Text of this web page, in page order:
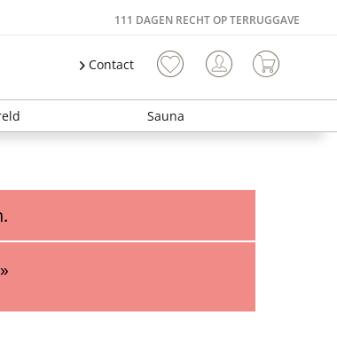
111 DAGEN RECHT OP TERRUGGAVE
Contact
Sauna